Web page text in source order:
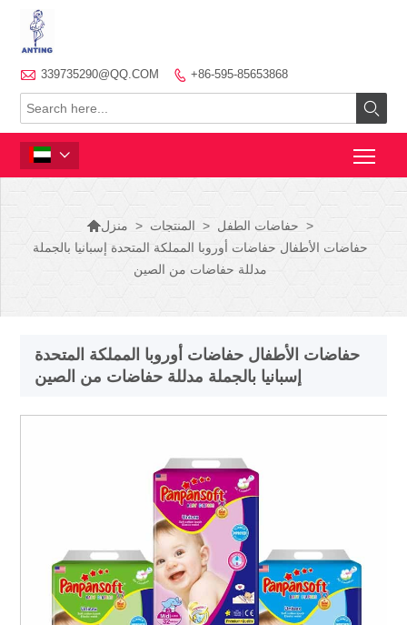
 339735290@QQ.COM  +86-595-85653868


منزل > المنتجات > حفاضات الطفل >
حفاضات الأطفال حفاضات أوروبا المملكة المتحدة إسبانيا بالجملة
مدللة حفاضات من الصين
حفاضات الأطفال حفاضات أوروبا المملكة المتحدة
إسبانيا بالجملة مدللة حفاضات من الصين